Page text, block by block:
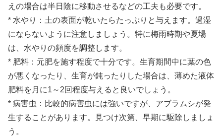
えの場合は半日陰に移動させるなどの工夫も必要です。
* 水やり：土の表面が乾いたらたっぷりと与えます。過湿
にならないように注意しましょう。特に梅雨時期や夏場
は、水やりの頻度を調整します。
* 肥料：元肥を施す程度で十分です。生育期間中に葉の色
が悪くなったり、生育が鈍ったりした場合は、薄めた液体
肥料を月に1～2回程度与えると良いでしょう。
* 病害虫：比較的病害虫には強いですが、アブラムシが発
生することがあります。見つけ次第、早期に駆除しましょ
う。